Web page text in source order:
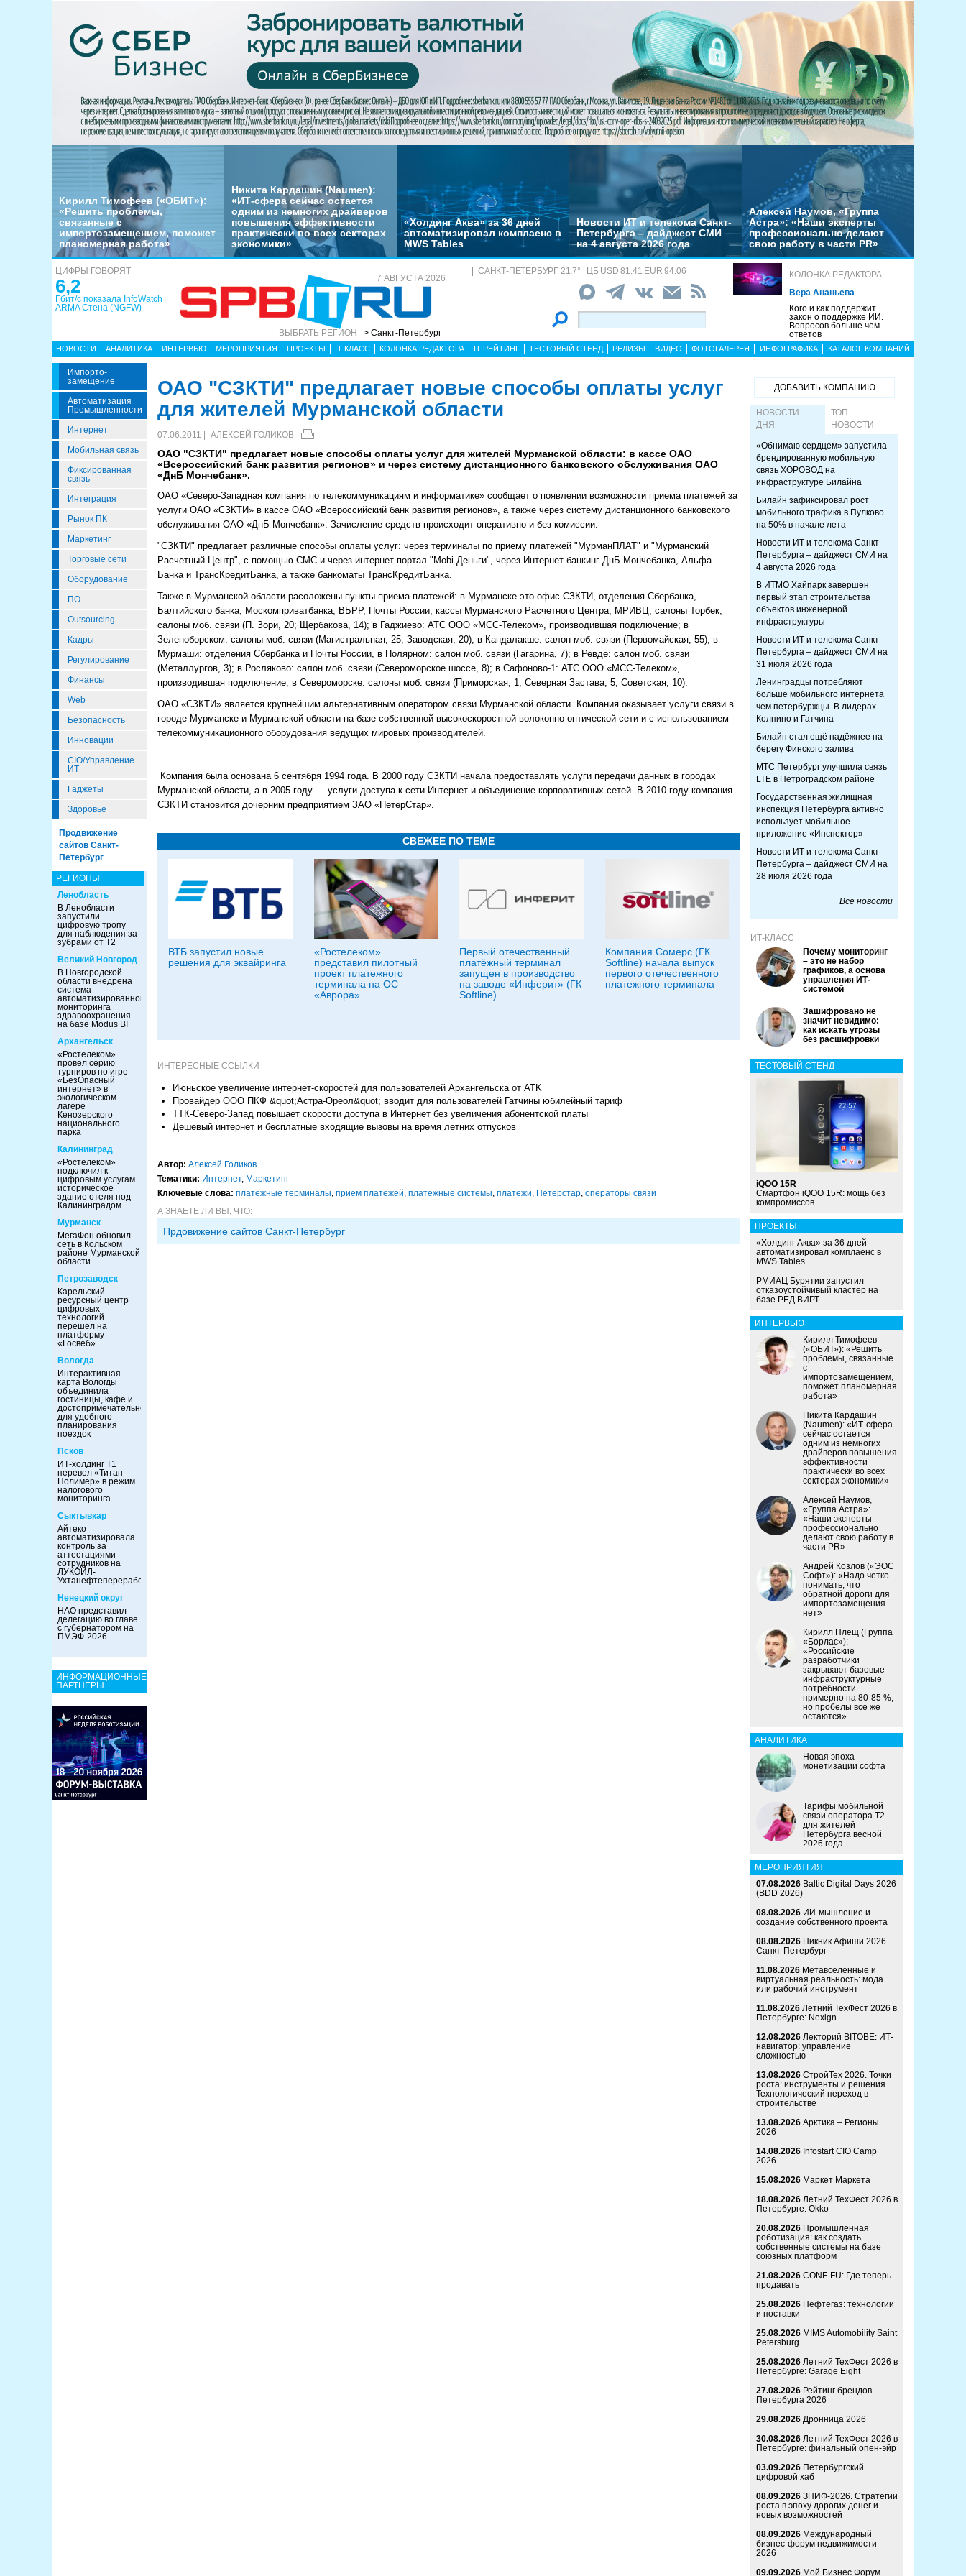
Кирилл Тимофеев («ОБИТ»):
«Решить проблемы,
связанные с
импортозамещением, поможет
планомерная работа»
Никита Кардашин (Naumen):
«ИТ-сфера сейчас остается
одним из немногих драйверов
повышения эффективности
практически во всех секторах
экономики»
«Холдинг Аква» за 36 дней
автоматизировал комплаенс в
MWS Tables
Новости ИТ и телекома Санкт-
Петербурга – дайджест СМИ
на 4 августа 2026 года
Алексей Наумов, «Группа
Астра»: «Наши эксперты
профессионально делают
свою работу в части PR»
ЦИФРЫ ГОВОРЯТ
6,2
Гбит/с показала InfoWatch
ARMA Стена (NGFW)
7 АВГУСТА 2026
ВЫБРАТЬ РЕГИОН > Санкт-Петербург
САНКТ-ПЕТЕРБУРГ 21.7° ЦБ USD 81.41 EUR 94.06
КОЛОНКА РЕДАКТОРА
Вера Ананьева
Кого и как поддержит
закон о поддержке ИИ.
Вопросов больше чем
ответов
НОВОСТИ АНАЛИТИКА ИНТЕРВЬЮ МЕРОПРИЯТИЯ ПРОЕКТЫ IT КЛАСС КОЛОНКА РЕДАКТОРА IT РЕЙТИНГ ТЕСТОВЫЙ СТЕНД РЕЛИЗЫ ВИДЕО ФОТОГАЛЕРЕЯ ИНФОГРАФИКА КАТАЛОГ КОМПАНИЙ
Импорто­
Замещение
Автоматизация
Промышленности
Интернет
Мобильная связь
Фиксированная
связь
Интеграция
Рынок ПК
Маркетинг
Торговые сети
Оборудование
ПО
Outsourcing
Кадры
Регулирование
Финансы
Web
Безопасность
Инновации
CIO/Управление
ИТ
Гаджеты
Здоровье
Продвижение
сайтов Санкт-
Петербург
РЕГИОНЫ
Ленобласть
В Ленобласти
запустили
цифровую тропу
для наблюдения за
зубрами от Т2
Великий Новгород
В Новгородской
области внедрена
система
автоматизированного
мониторинга
здравоохранения
на базе Modus BI
Архангельск
«Ростелеком»
провел серию
турниров по игре
«БезОпасный
интернет» в
экологическом
лагере
Кенозерского
национального
парка
Калининград
«Ростелеком»
подключил к
цифровым услугам
историческое
здание отеля под
Калининградом
Мурманск
МегаФон обновил
сеть в Кольском
районе Мурманской
области
Петрозаводск
Карельский
ресурсный центр
цифровых
технологий
перешёл на
платформу
«Госвеб»
Вологда
Интерактивная
карта Вологды
объединила
гостиницы, кафе и
достопримечательности
для удобного
планирования
поездок
Псков
ИТ-холдинг Т1
перевел «Титан-
Полимер» в режим
налогового
мониторинга
Сыктывкар
Айтеко
автоматизировала
контроль за
аттестациями
сотрудников на
ЛУКОЙЛ-
Ухтанефтепереработка
Ненецкий округ
НАО представил
делегацию во главе
с губернатором на
ПМЭФ-2026
ИНФОРМАЦИОННЫЕ
ПАРТНЕРЫ
ОАО "СЗКТИ" предлагает новые способы оплаты услуг
для жителей Мурманской области
07.06.2011 | АЛЕКСЕЙ ГОЛИКОВ
ОАО "СЗКТИ" предлагает новые способы оплаты услуг для жителей Мурманской области: в кассе ОАО
«Всероссийский банк развития регионов» и через систему дистанционного банковского обслуживания ОАО
«ДнБ Мончебанк».
ОАО «Северо-Западная компания по телекоммуникациям и информатике» сообщает о появлении возможности приема платежей за
услуги ОАО «СЗКТИ» в кассе ОАО «Всероссийский банк развития регионов», а также через систему дистанционного банковского
обслуживания ОАО «ДнБ Мончебанк». Зачисление средств происходит оперативно и без комиссии.
"СЗКТИ" предлагает различные способы оплаты услуг: через терминалы по приему платежей "МурманПЛАТ" и "Мурманский
Расчетный Центр", с помощью СМС и через интернет-портал "Mobi.Деньги", через Интернет-банкинг ДнБ Мончебанка, Альфа-
Банка и ТрансКредитБанка, а также банкоматы ТрансКредитБанка.
Также в Мурманской области расоложены пункты приема платежей: в Мурманске это офис СЗКТИ, отделения Сбербанка,
Балтийского банка, Москомприватбанка, ВБРР, Почты России, кассы Мурманского Расчетного Центра, МРИВЦ, салоны Торбек,
салоны моб. связи (П. Зори, 20; Щербакова, 14); в Гаджиево: АТС ООО «МСС-Телеком», производившая подключение; в
Зеленоборском: салоны моб. связи (Магистральная, 25; Заводская, 20); в Кандалакше: салон моб. связи (Первомайская, 55); в
Мурмаши: отделения Сбербанка и Почты России, в Полярном: салон моб. связи (Гагарина, 7); в Ревде: салон моб. связи
(Металлургов, 3); в Росляково: салон моб. связи (Североморское шоссе, 8); в Сафоново-1: АТС ООО «МСС-Телеком»,
производившая подключение, в Североморске: салоны моб. связи (Приморская, 1; Северная Застава, 5; Советская, 10).
ОАО «СЗКТИ» является крупнейшим альтернативным оператором связи Мурманской области. Компания оказывает услуги связи в
городе Мурманске и Мурманской области на базе собственной высокоскоростной волоконно-оптической сети и с использованием
телекоммуникационного оборудования ведущих мировых производителей.
Компания была основана 6 сентября 1994 года. В 2000 году СЗКТИ начала предоставлять услуги передачи данных в городах
Мурманской области, а в 2005 году — услуги доступа к сети Интернет и объединение корпоративных сетей. В 2010 году компания
СЗКТИ становится дочерним предприятием ЗАО «ПетерСтар».
СВЕЖЕЕ ПО ТЕМЕ
ВТБ запустил новые
решения для эквайринга
«Ростелеком»
представил пилотный
проект платежного
терминала на ОС
«Аврора»
Первый отечественный
платёжный терминал
запущен в производство
на заводе «Инферит» (ГК
Softline)
Компания Сомерс (ГК
Softline) начала выпуск
первого отечественного
платежного терминала
ИНТЕРЕСНЫЕ ССЫЛКИ
Июньское увеличение интернет-скоростей для пользователей Архангельска от ATK
Провайдер ООО ПКФ &quot;Астра-Ореол&quot; вводит для пользователей Гатчины юбилейный тариф
ТТК-Северо-Запад повышает скорости доступа в Интернет без увеличения абонентской платы
Дешевый интернет и бесплатные входящие вызовы на время летних отпусков
Автор: Алексей Голиков.
Тематики: Интернет, Маркетинг
Ключевые слова: платежные терминалы, прием платежей, платежные системы, платежи, Петерстар, операторы связи
А ЗНАЕТЕ ЛИ ВЫ, ЧТО:
Прдовижение сайтов Санкт-Петербург
ДОБАВИТЬ КОМПАНИЮ
НОВОСТИ
ДНЯ
ТОП-
НОВОСТИ
«Обнимаю сердцем» запустила
брендированную мобильную
связь ХОРОВОД на
инфраструктуре Билайна
Билайн зафиксировал рост
мобильного трафика в Пулково
на 50% в начале лета
Новости ИТ и телекома Санкт-
Петербурга – дайджест СМИ на
4 августа 2026 года
В ИТМО Хайпарк завершен
первый этап строительства
объектов инженерной
инфраструктуры
Новости ИТ и телекома Санкт-
Петербурга – дайджест СМИ на
31 июля 2026 года
Ленинградцы потребляют
больше мобильного интернета
чем петербуржцы. В лидерах -
Колпино и Гатчина
Билайн стал ещё надёжнее на
берегу Финского залива
МТС Петербург улучшила связь
LTE в Петроградском районе
Государственная жилищная
инспекция Петербурга активно
использует мобильное
приложение «Инспектор»
Новости ИТ и телекома Санкт-
Петербурга – дайджест СМИ на
28 июля 2026 года
Все новости
ИТ-КЛАСС
Почему мониторинг
– это не набор
графиков, а основа
управления ИТ-
системой
Зашифровано не
значит невидимо:
как искать угрозы
без расшифровки
ТЕСТОВЫЙ СТЕНД
iQOO 15R
Смартфон iQOO 15R: мощь без
компромиссов
ПРОЕКТЫ
«Холдинг Аква» за 36 дней
автоматизировал комплаенс в
MWS Tables
РМИАЦ Бурятии запустил
отказоустойчивый кластер на
базе РЕД ВИРТ
ИНТЕРВЬЮ
Кирилл Тимофеев
(«ОБИТ»): «Решить
проблемы, связанные
с
импортозамещением,
поможет планомерная
работа»
Никита Кардашин
(Naumen): «ИТ-сфера
сейчас остается
одним из немногих
драйверов повышения
эффективности
практически во всех
секторах экономики»
Алексей Наумов,
«Группа Астра»:
«Наши эксперты
профессионально
делают свою работу в
части PR»
Андрей Козлов («ЭОС
Софт»): «Надо четко
понимать, что
обратной дороги для
импортозамещения
нет»
Кирилл Плещ (Группа
«Борлас»):
«Российские
разработчики
закрывают базовые
инфраструктурные
потребности
примерно на 80-85 %,
но пробелы все же
остаются»
АНАЛИТИКА
Новая эпоха
монетизации софта
Тарифы мобильной
связи оператора Т2
для жителей
Петербурга весной
2026 года
МЕРОПРИЯТИЯ
07.08.2026 Baltic Digital Days 2026
(BDD 2026)
08.08.2026 ИИ-мышление и
создание собственного проекта
08.08.2026 Пикник Афиши 2026
Санкт-Петербург
11.08.2026 Метавселенные и
виртуальная реальность: мода
или рабочий инструмент
11.08.2026 Летний ТехФест 2026 в
Петербурге: Nexign
12.08.2026 Лекторий BITOBE: ИТ-
навигатор: управление
сложностью
13.08.2026 СтройТех 2026. Точки
роста: инструменты и решения.
Технологический переход в
строительстве
13.08.2026 Арктика – Регионы
2026
14.08.2026 Infostart CIO Camp
2026
15.08.2026 Маркет Маркета
18.08.2026 Летний ТехФест 2026 в
Петербурге: Okko
20.08.2026 Промышленная
роботизация: как создать
собственные системы на базе
союзных платформ
21.08.2026 CONF-FU: Где теперь
продавать
25.08.2026 Нефтегаз: технологии
и поставки
25.08.2026 MIMS Automobility Saint
Petersburg
25.08.2026 Летний ТехФест 2026 в
Петербурге: Garage Eight
27.08.2026 Рейтинг брендов
Петербурга 2026
29.08.2026 Дронница 2026
30.08.2026 Летний ТехФест 2026 в
Петербурге: финальный опен-эйр
03.09.2026 Петербургский
цифровой хаб
08.09.2026 ЗПИФ-2026. Стратегии
роста в эпоху дорогих денег и
новых возможностей
08.09.2026 Международный
бизнес-форум недвижимости
2026
09.09.2026 Мой Бизнес Форум